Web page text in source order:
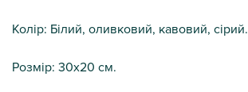
Колір: Білий, оливковий, кавовий, сірий.
Розмір: 30х20 см.